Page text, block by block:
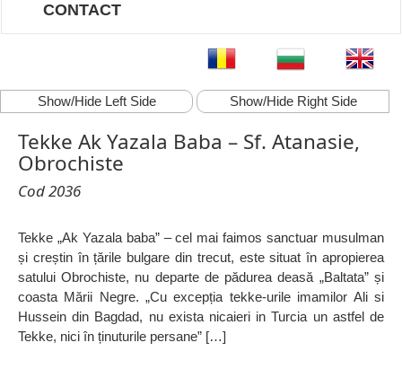
CONTACT
Show/Hide Left Side Show/Hide Right Side
Tekke Ak Yazala Baba – Sf. Atanasie,
Obrochiste
Cod 2036
Tekke „Ak Yazala baba” – cel mai faimos sanctuar musulman
și creștin în țările bulgare din trecut, este situat în apropierea
satului Obrochiste, nu departe de pădurea deasă „Baltata” și
coasta Mării Negre. „Cu excepția tekke-urile imamilor Ali si
Hussein din Bagdad, nu exista nicaieri in Turcia un astfel de
Tekke, nici în ținuturile persane” […]